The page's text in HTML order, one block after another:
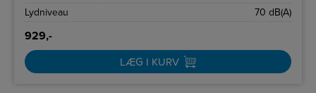
Lydniveau
70 dB(A)
929,-
LÆG I KURV